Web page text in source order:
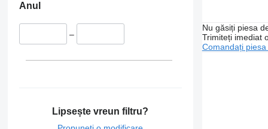
Anul
–
Lipsește vreun filtru?
Nu găsiți piesa
Trimiteți imediat
Comandați